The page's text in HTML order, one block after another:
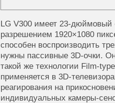
LG V300 имеет 23-дюймовый
разрешением 1920×1080
способен воспроизводить
нужны пассивные 3D-очки.
такой же технологии Film-
применяется в 3D-
реагирования на
индивидуальных камеры-